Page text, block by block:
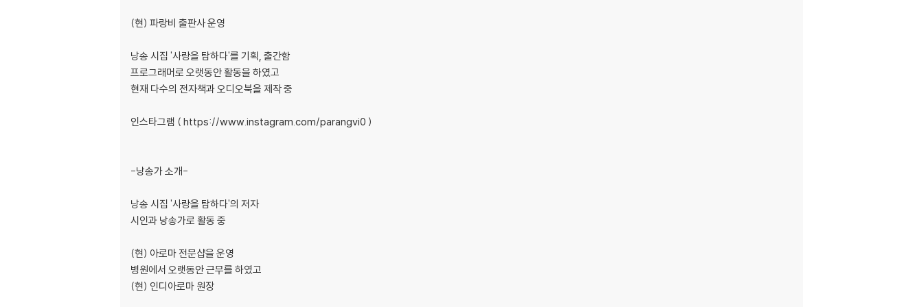
(현) 파랑비 출판사 운영
낭송 시집 '사랑을 탐하다'를 기획, 출간함
프로그래머로 오랫동안 활동을 하였고
현재 다수의 전자책과 오디오북을 제작 중
인스타그램 ( https://www.instagram.com/parangvi0 )
-낭송가 소개-
낭송 시집 '사랑을 탐하다'의 저자
시인과 낭송가로 활동 중
(현) 아로마 전문샵을 운영
병원에서 오랫동안 근무를 하였고
(현) 인디아로마 원장